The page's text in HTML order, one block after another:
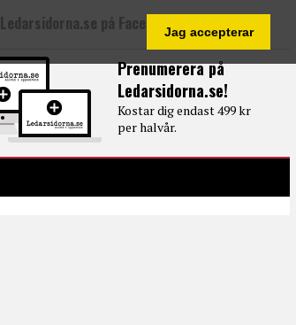
Jag accepterar
Prenumerera på
Ledarsidorna.se!
Kostar dig endast 499 kr
per halvår.
Ledarsidorna.se på Facebook